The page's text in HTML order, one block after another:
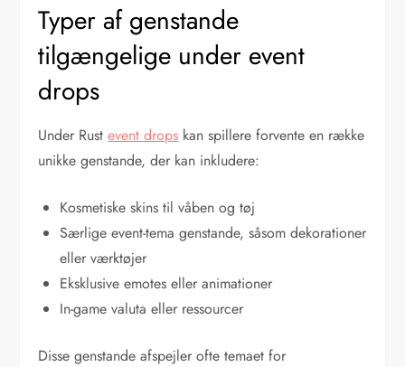
Typer af genstande
tilgængelige under event
drops
Under Rustevent drops kan spillere forvente en række
unikke genstande, der kan inkludere:
Kosmetiske skins til våben og tøj
Særlige event-tema genstande, såsom dekorationer
eller værktøjer
Eksklusive emotes eller animationer
In-game valuta eller ressourcer
Disse genstande afspejler ofte temaet for